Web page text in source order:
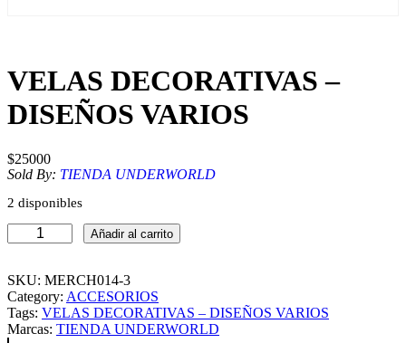
VELAS DECORATIVAS –
DISEÑOS VARIOS
$25000
Sold By: TIENDA UNDERWORLD
2 disponibles
E
A
S
D
E
Añadir al carrito
SKU: MERCH014-3
Category: ACCESORIOS
Tags: VELAS DECORATIVAS – DISEÑOS VARIOS
Marcas: TIENDA UNDERWORLD